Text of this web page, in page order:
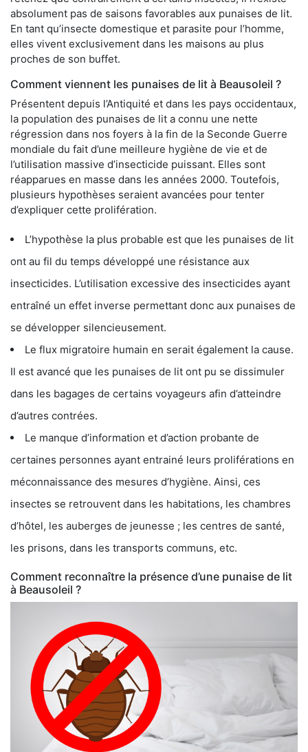
absolument pas de saisons favorables aux punaises de lit.
En tant qu’insecte domestique et parasite pour l’homme,
elles vivent exclusivement dans les maisons au plus
proches de son buffet.
Comment viennent les punaises de lit à Beausoleil ?
Présentent depuis l’Antiquité et dans les pays occidentaux,
la population des punaises de lit a connu une nette
régression dans nos foyers à la fin de la Seconde Guerre
mondiale du fait d’une meilleure hygiène de vie et de
l’utilisation massive d’insecticide puissant. Elles sont
réapparues en masse dans les années 2000. Toutefois,
plusieurs hypothèses seraient avancées pour tenter
d’expliquer cette prolifération.
L’hypothèse la plus probable est que les punaises de lit
ont au fil du temps développé une résistance aux
insecticides. L’utilisation excessive des insecticides ayant
entraîné un effet inverse permettant donc aux punaises de
se développer silencieusement.
Le flux migratoire humain en serait également la cause.
Il est avancé que les punaises de lit ont pu se dissimuler
dans les bagages de certains voyageurs afin d’atteindre
d’autres contrées.
Le manque d’information et d’action probante de
certaines personnes ayant entrainé leurs proliférations en
méconnaissance des mesures d’hygiène. Ainsi, ces
insectes se retrouvent dans les habitations, les chambres
d’hôtel, les auberges de jeunesse ; les centres de santé,
les prisons, dans les transports communs, etc.
Comment reconnaître la présence d’une punaise de lit
à Beausoleil ?